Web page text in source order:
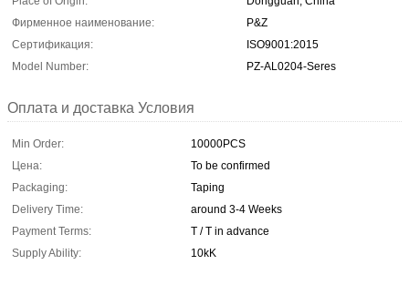
Фирменное наименование:
P&Z
Сертификация:
ISO9001:2015
Model Number:
PZ-AL0204-Seres
Оплата и доставка Условия
Min Order:
10000PCS
Цена:
To be confirmed
Packaging:
Taping
Delivery Time:
around 3-4 Weeks
Payment Terms:
T / T in advance
Supply Ability:
10kK